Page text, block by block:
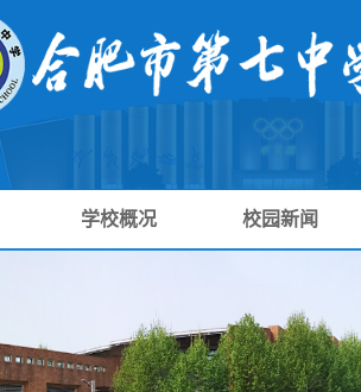
学校概况 校园新闻